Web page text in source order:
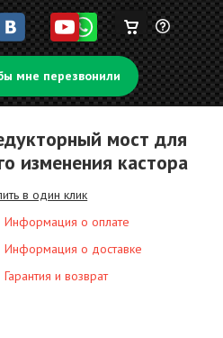
Задать
вопрос
Корзина
пуста
мне перезвонили
мост для
изменения кастора
в один клик
Информация о оплате
Информация о доставке
Гарантия и возврат